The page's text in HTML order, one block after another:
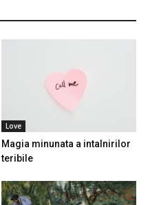
Love
Magia minunata a intalnirilor
teribile